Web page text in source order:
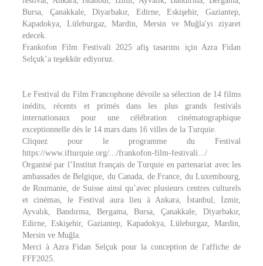
Bursa, Çanakkale, Diyarbakır, Edirne, Eskişehir, Gaziantep,
Kapadokya, Lüleburgaz, Mardin, Mersin ve Muğla'yı ziyaret
edecek.
Frankofon Film Festivali 2025 afiş tasarımı için Azra Fidan
Selçuk’a teşekkür ediyoruz.
Le Festival du Film Francophone dévoile sa sélection de 14 films
inédits, récents et primés dans les plus grands festivals
internationaux pour une célébration cinématographique
exceptionnelle dès le 14 mars dans 16 villes de la Turquie.
Cliquez pour le programme du Festival
https://www.ifturquie.org/.../frankofon-film-festivali.../
Organisé par l’Institut français de Turquie en partenariat avec les
ambassades de Belgique, du Canada, de France, du Luxembourg,
de Roumanie, de Suisse ainsi qu’avec plusieurs centres culturels
et cinémas, le Festival aura lieu à Ankara, İstanbul, İzmir,
Ayvalık, Bandırma, Bergama, Bursa, Çanakkale, Diyarbakır,
Edirne, Eskişehir, Gaziantep, Kapadokya, Lüleburgaz, Mardin,
Mersin ve Muğla.
Merci à Azra Fidan Selçuk pour la conception de l'affiche de
FFF2025.